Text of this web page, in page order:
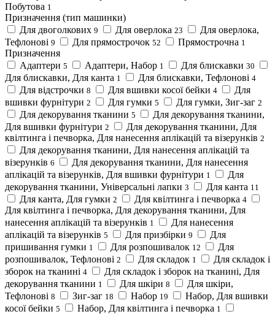
Побутова 1
Призначення (тип машинки)
Для двоголкових 9 Для оверлока 23
Для оверлока,
Тефлонові 9 Для прямострочок 52 Прямострочна 1
Призначення
Адаптери 5 Адаптери, Набор 1 Для блискавки 30
Для блискавки, Для канта 1 Для блискавки, Тефлонові 4
Для відстрочки 8 Для вшивки косої бейки 4
Для
вшивки фурнітури 2 Для гумки 5 Для гумки, Зиг-заг 2
Для декорування тканини 5
Для декорування тканини,
Для вшивки фурнітури 2
Для декорування тканини, Для
квілтинга і печворка, Для нанесення аплікацій та візерунків 2
Для декорування тканини, Для нанесення аплікацій та
візерунків 6
Для декорування тканини, Для нанесення
аплікацій та візерунків, Для вшивки фурнітури 1
Для
декорування тканини, Універсальні лапки 3 Для канта 11
Для канта, Для гумки 2 Для квілтинга і печворка 4
Для квілтинга і печворка, Для декорування тканини, Для
нанесення аплікацій та візерунків 1
Для нанесення
аплікацій та візерунків 5 Для призбірки 9
Для
пришивання гумки 1 Для розпошивалок 12
Для
розпошивалок, Тефлонові 2 Для складок 1
Для складок і
зборок на тканині 4
Для складок і зборок на тканині, Для
декорування тканини 1 Для шкіри 8
Для шкіри,
Тефлонові 8 Зиг-заг 18 Набор 19
Набор, Для вшивки
косої бейки 5 Набор, Для квілтинга і печворка 1